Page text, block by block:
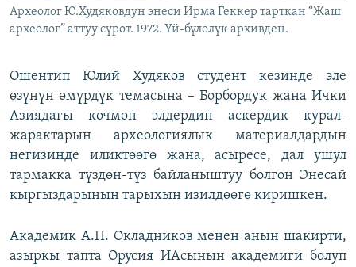
Археолог Ю.Худяковдун энеси Ирма Геккер тарткан “Жаш
археолог” аттуу сүрөт. 1972. Үй-бүлөлүк архивден.
Ошентип Юлий Худяков студент кезинде эле
өзүнүн өмүрдүк темасына – Борбордук жана Ички
Азиядагы көчмөн элдердин аскердик курал-
жарактарын археологиялык материалдардын
негизинде иликтөөгө жана, асыресе, дал ушул
тармакка түздөн-түз байланыштуу болгон Энесай
кыргыздарынын тарыхын изилдөөгө киришкен.
Академик А.П. Окладников менен анын шакирти,
азыркы тапта Орусия ИАсынын академиги болуп